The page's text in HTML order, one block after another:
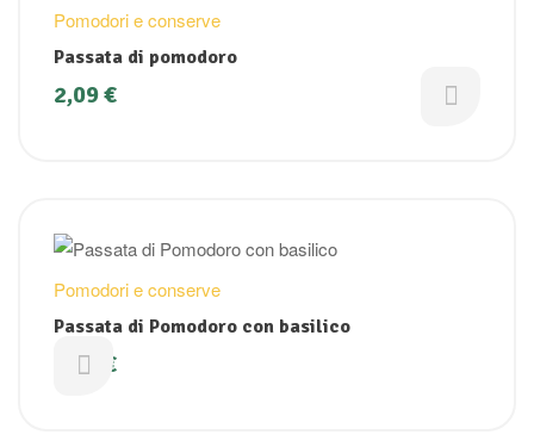
Pomodori e conserve
Passata di pomodoro
2,09€
Pomodori e conserve
Passata di Pomodoro con basilico
2,09 €